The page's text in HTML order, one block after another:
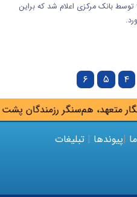
هم‌سنگر رزمندگان پشت
قیمت دلار دولتی امروز 10 اردیبهشت 99 توسط بانک مرکزی اعلام شد که براین
۴ ۵ ۶
|پیوندها | تبلیغات